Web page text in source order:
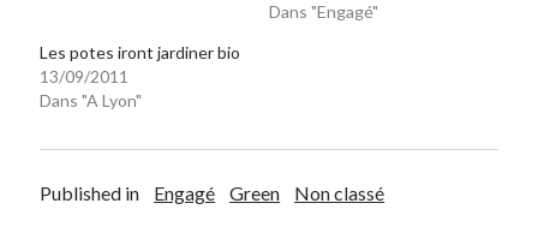
Dans "Engagé"
Les potes iront jardiner bio
13/09/2011
Dans "A Lyon"
Published in Engagé Green Non classé